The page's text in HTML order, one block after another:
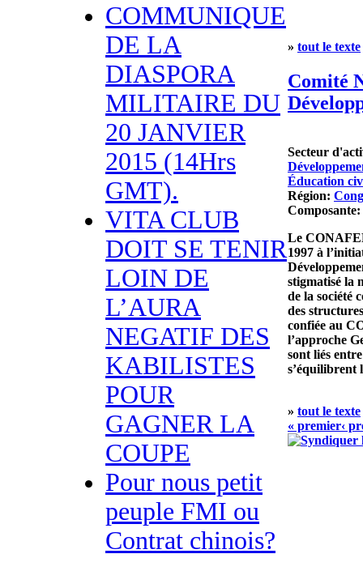
COMMUNIQUE
DE LA
DIASPORA
MILITAIRE DU
20 JANVIER
2015 (14Hrs
GMT).
VITA CLUB
DOIT SE TENIR
LOIN DE
L’AURA
NEGATIF DES
KABILISTES
POUR
GAGNER LA
COUPE
Pour nous petit
peuple FMI ou
Contrat chinois?
» tout le texte
Comité
Secteur
Éducation
Région:
Composante:
Le
1997 à
stigmatisé la
de la société
des
confiée au
l’approche
sont liés
s’équilibrent
» tout le texte
« premier‹